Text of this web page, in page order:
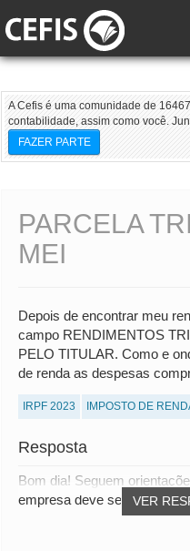
A Cefis é uma comunidade de
contabilidade, assim como você.
FAZER PARTE
PARCELA
MEI
Depois de encontrar meu
campo RENDIMENTOS
PELO TITULAR. Como e
de renda as despesas
IRPF 2023 IMPOSTO DE
Resposta
VER
Bom dia! Seguem
empresa deve ser